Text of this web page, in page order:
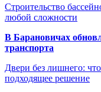
Строительство
любой сложности
В Барановичах
транспорта
Двери без лишнего:
подходящее решение